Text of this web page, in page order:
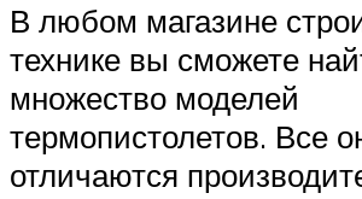
В любом магазине
технике вы сможете
множество моделей
термопистолетов. Все
отличаются